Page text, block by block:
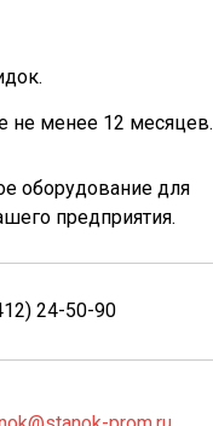
не менее 12 месяцев.
оборудование для
предприятия.
24-50-90